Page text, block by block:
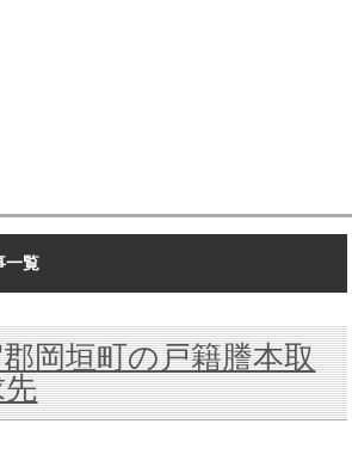
一覧
岡垣町の戸籍謄本取